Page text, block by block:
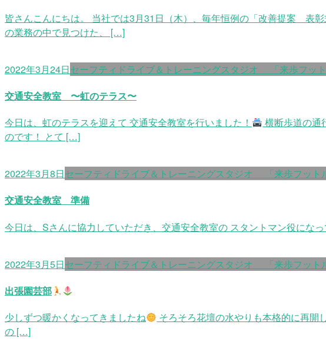
皆さんこんにちは。 当社では3月31日（木）、毎年恒例の「改善提案 表
の業務の中で見つけた、 […]
2022年3月24日セーフティドライブ＆トレーニングスタジオ 「来歩フット
交通安全教室 〜虹のテラス〜
今日は、虹のテラスを迎えて 交通安全教室を行いました！
横断歩道の
のです！ とて […]
2022年3月8日セーフティドライブ＆トレーニングスタジオ 「来歩フット
交通安全教室 準備
今日は、Sさんに協力していただき、交通安全教室の スタントマン役になっ
2022年3月5日セーフティドライブ＆トレーニングスタジオ 「来歩フット
出張園芸部
少しずつ暖かくなってきましたね
そろそろ花壇の水やりも本格的に再
の […]